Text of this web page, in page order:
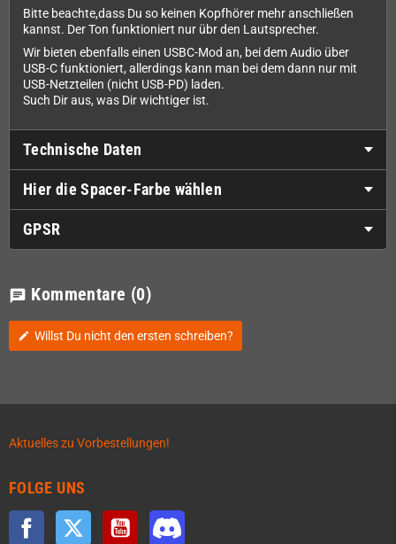
Bitte beachte,dass Du so keinen Kopfhörer mehr anschließen
kannst. Der Ton funktioniert nur übr den Lautsprecher.
Wir bieten ebenfalls einen USBC-Mod an, bei dem Audio über
USB-C funktioniert, allerdings kann man bei dem dann nur mit
USB-Netzteilen (nicht USB-PD) laden.
Such Dir aus, was Dir wichtiger ist.
Technische Daten
Hier die Spacer-Farbe wählen
GPSR
chat Kommentare (0)
edit Willst Du nicht den ersten schreiben?
Aktuelles zu Vorbestellungen!
FOLGE UNS
Facebook Twitter YouTube